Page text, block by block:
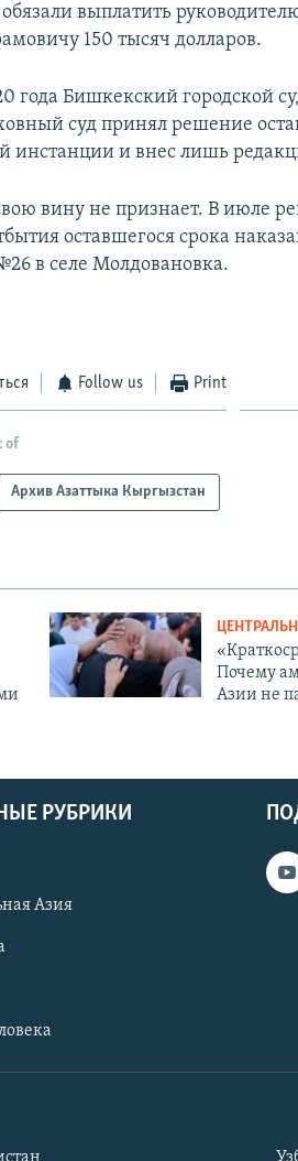
выплатить
150 тысяч долларов.
года Бишкекский городской
суд принял решение
инстанции и внес лишь
вину не признает. В июле
оставшегося срока
в селе Молдовановка.
Follow us Print
of
Архив Азаттыка Кыргызстан
Почему
Азии не
РУБРИКИ
Азия